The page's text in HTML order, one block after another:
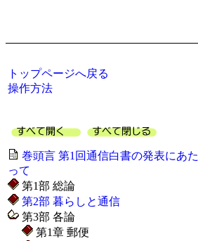
トップページへ戻る
操作方法
巻頭言 第1回通信白書の発表にあた
って
第1部 総論
第2部 暮らしと通信
第3部 各論
第1章 郵便